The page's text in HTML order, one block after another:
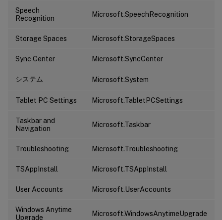
Speech
Recognition
Microsoft.SpeechRecognition
Storage Spaces Microsoft.StorageSpaces
Sync Center Microsoft.SyncCenter
システム Microsoft.System
Tablet PC Settings Microsoft.TabletPCSettings
Taskbar and
Navigation
Microsoft.Taskbar
Troubleshooting Microsoft.Troubleshooting
TSAppInstall Microsoft.TSAppInstall
User Accounts Microsoft.UserAccounts
Windows Anytime
Upgrade
Microsoft.WindowsAnytimeUpgrade